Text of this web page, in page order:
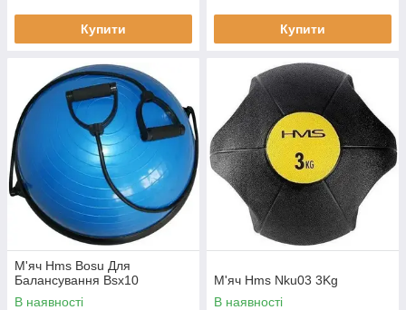
Купити Купити
М'яч Hms Bosu Для
Балансування Bsx10
В наявності
М'яч Hms Nku03 3Kg
В наявності